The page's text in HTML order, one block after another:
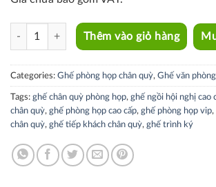
CV4602-P quantity
Thêm vào giỏ hàng
Categories: Ghế phòng họp chân quỳ, Ghế văn phòng
Tags: ghế chân quỳ phòng họp, ghế ngồi hội nghị cao
chân quỳ, ghế phòng họp cao cấp, ghế phòng họp vip,
chân quỳ, ghế tiếp khách chân quỳ, ghế trình ký